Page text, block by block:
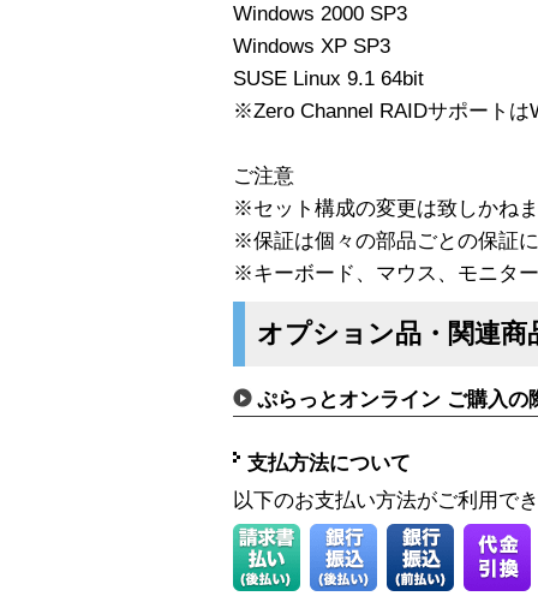
Windows 2000 SP3
Windows XP SP3
SUSE Linux 9.1 64bit
※Zero Channel RAIDサポートは
ご注意
※セット構成の変更は致しかね
※保証は個々の部品ごとの保証
※キーボード、マウス、モニタ
オプション品・関連商
ぷらっとオンライン ご購入の
支払方法について
以下のお支払い方法がご利用で